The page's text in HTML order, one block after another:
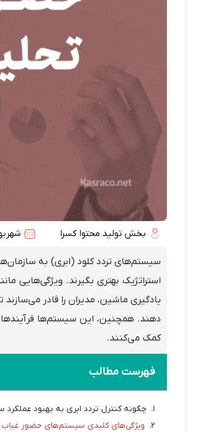
بخش تولید محتوا کسرا شهریور 25,
سیستم‌های تردد کلود (ابری) به
استراتژیک بهتری بگیرند. ویژگی‌هایی
یادگیری ماشین، مدیران را قادر
دهند. همچنین، این سیستم‌ها
کمک می‌کنند.
فهرست مطالب
چگونه کنترل تردد ابری به بهبود
ویژگی‌های کلیدی سیستم‌های حضور غیاب